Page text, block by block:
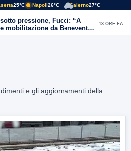
25°C Napoli26°C Salerno27°C
pressione, Fucci: “A
mobilitazione da Benevento
13 ORE FA
e gli aggiornamenti della